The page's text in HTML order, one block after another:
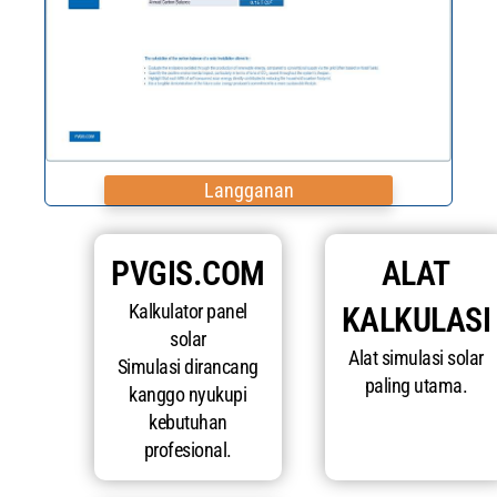
Langganan
PVGIS.COM
Kalkulator panel
solar
Simulasi dirancang
kanggo nyukupi
kebutuhan
profesional.
ALAT
KALKULASI
Alat simulasi solar
paling utama.